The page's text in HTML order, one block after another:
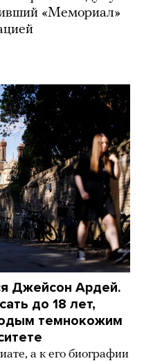
«Мемориал»
Джейсон Ардей.
до 18 лет,
темнокожим
а к его биографии